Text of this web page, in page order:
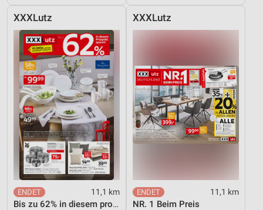
XXXLutz
11,1 km
Bis zu 62% in diesem prospekt
XXXLutz
11,1 km
NR. 1 Beim Preis